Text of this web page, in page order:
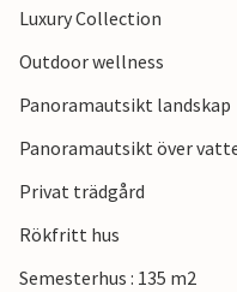
Besök den autentiska
och de många
Njut av din vistelse i detta
Luxury Collection
Outdoor wellness
Panoramautsikt landskap
Panoramautsikt över
Privat trädgård
Rökfritt hus
Semesterhus : 135 m2